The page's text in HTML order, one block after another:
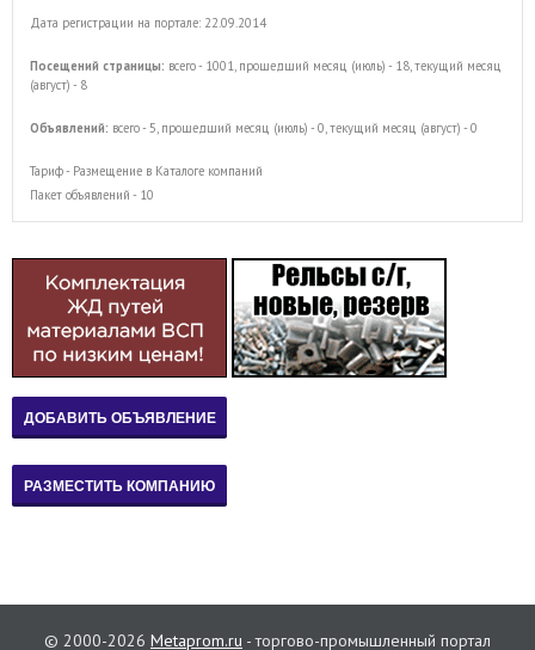
Дата регистрации на портале: 22.09.2014
Посещений страницы: всего - 1001, прошедший месяц (июль) - 18, текущий месяц
(август) - 8
Объявлений: всего - 5, прошедший месяц (июль) - 0, текущий месяц (август) - 0
Тариф - Размещение в Каталоге компаний
Пакет объявлений - 10
© 2000-2026 Metaprom.ru - торгово-промышленный портал